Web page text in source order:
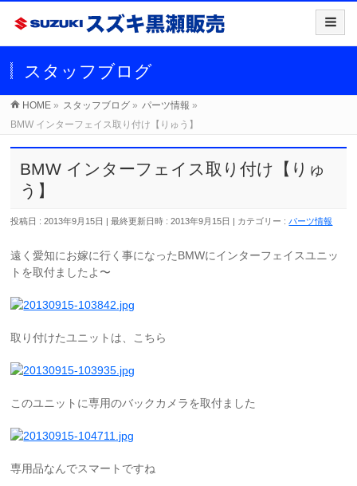
スタッフブログ
HOME » スタッフブログ » パーツ情報 »
BMW インターフェイス取り付け【りゅう】
BMW インターフェイス取り付け【りゅ
う】
投稿日 : 2013年9月15日 最終更新日時 : 2013年9月15日 カテゴリー : パーツ情報
遠く愛知にお嫁に行く事になったBMWにインターフェイスユニッ
トを取付ましたよ〜
取り付けたユニットは、こちら
このユニットに専用のバックカメラを取付ました
専用品なんでスマートですね